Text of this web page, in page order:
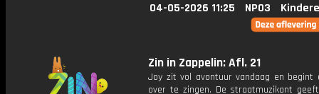
04-05-2026 11:25 NPO3
Zin in Zappelin: Afl. 21
Joy zit vol avontuur vandaag en begint
over te zingen. De straatmuzikant